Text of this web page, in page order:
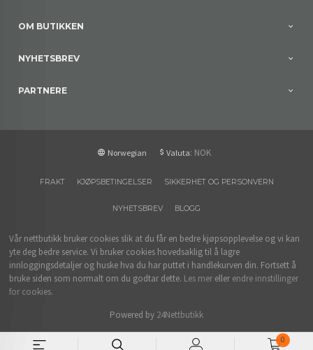
0
OM BUTIKKEN
NYHETSBREV
PARTNERE
Norwegian Valuta: NOK
FRAKT KJØPSBETINGELSER SIKKERHET OG PERSONVERN
NYHETSBREV BLOGG
Vår nettbutikk bruker cookies slik at du får en bedre kjøpsopplevelse og vi kan
yte deg bedre service. Vi bruker cookies hovedsaklig til å lagre
innloggingsdetaljer og huske hva du har puttet i handlekurven din. Fortsett å
bruke siden som normalt om du godtar dette. Les mer eller endre innstillinger
for cookies.
Powered by 24Nettbutikk